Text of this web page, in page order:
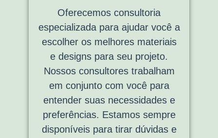
Oferecemos consultoria
especializada para ajudar você a
escolher os melhores materiais
e designs para seu projeto.
Nossos consultores trabalham
em conjunto com você para
entender suas necessidades e
preferências. Estamos sempre
disponíveis para tirar dúvidas e